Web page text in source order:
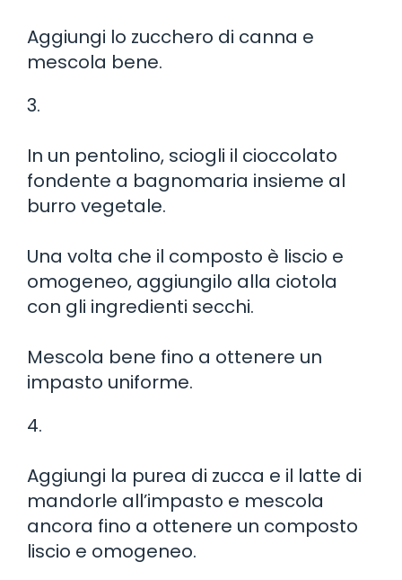
Aggiungi lo zucchero di canna e
mescola bene.
3.
In un pentolino, sciogli il cioccolato
fondente a bagnomaria insieme al
burro vegetale.
Una volta che il composto è liscio e
omogeneo, aggiungilo alla ciotola
con gli ingredienti secchi.
Mescola bene fino a ottenere un
impasto uniforme.
4.
Aggiungi la purea di zucca e il latte di
mandorle all’impasto e mescola
ancora fino a ottenere un composto
liscio e omogeneo.